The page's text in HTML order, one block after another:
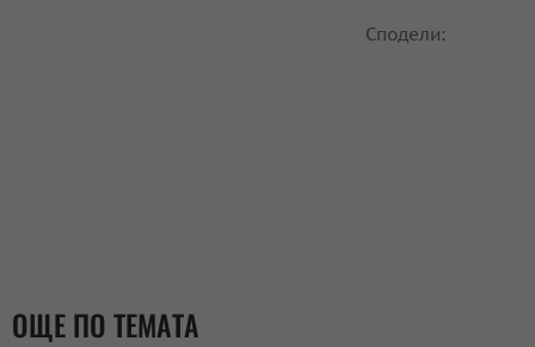
Сподели:
ОЩЕ ПО ТЕМАТА